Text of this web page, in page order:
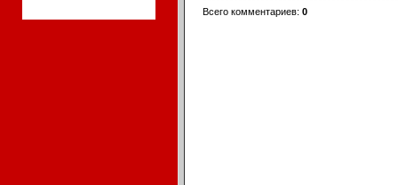
Всего комментариев: 0